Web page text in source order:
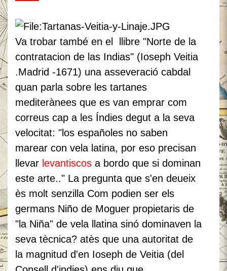
Va trobar també en el llibre "Norte de la
contratacion de las Indias" (Ioseph Veitia
.Madrid -1671) una asseveració cabdal
quan parla sobre les tartanes
mediterànees que es van emprar com
correus cap a les Índies degut a la seva
velocitat: "los españoles no saben
marear con vela latina, por eso precisan
llevar levantiscos a bordo que si dominan
este arte.." La pregunta que s'en deueix
ès molt senzilla Com podien ser els
germans Niño de Moguer propietaris de
"la Niña" de vela llatina sinó dominaven la
seva tècnica? atès que una autoritat de
la magnitud d'en Ioseph de Veitia (del